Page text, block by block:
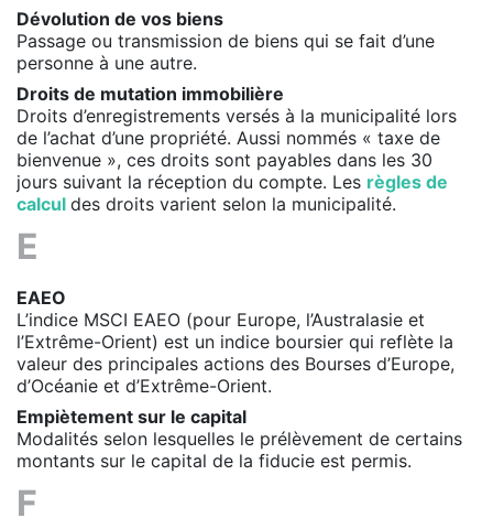
Dévolution de vos biens
Passage ou transmission de biens qui se fait d’une
personne à une autre.
Droits de mutation immobilière
Droits d’enregistrements versés à la municipalité lors
de l’achat d’une propriété. Aussi nommés « taxe de
bienvenue », ces droits sont payables dans les 30
jours suivant la réception du compte. Les règles de
calcul des droits varient selon la municipalité.
E
EAEO
L’indice MSCI EAEO (pour Europe, l’Australasie et
l’Extrême-Orient) est un indice boursier qui reflète la
valeur des principales actions des Bourses d’Europe,
d’Océanie et d’Extrême-Orient.
Empiètement sur le capital
Modalités selon lesquelles le prélèvement de certains
montants sur le capital de la fiducie est permis.
F